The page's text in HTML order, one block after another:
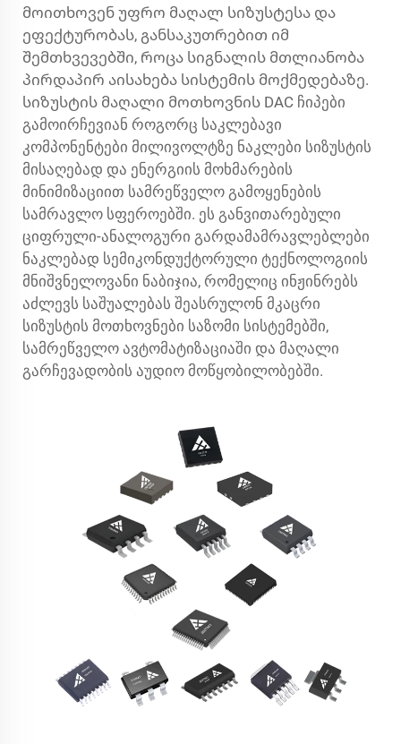
მოითხოვენ უფრო მაღალ სიზუსტესა და
ეფექტურობას, განსაკუთრებით იმ
შემთხვევებში, როცა სიგნალის მთლიანობა
პირდაპირ აისახება სისტემის მოქმედებაზე.
სიზუსტის მაღალი მოთხოვნის DAC ჩიპები
გამოირჩევიან როგორც საკლებავი
კომპონენტები მილივოლტზე ნაკლები სიზუსტის
მისაღებად და ენერგიის მოხმარების
მინიმიზაციით სამრეწველო გამოყენების
სამრავლო სფეროებში. ეს განვითარებული
ციფრული-ანალოგური გარდამამრავლებლები
ნაკლებად სემიკონდუქტორული ტექნოლოგიის
მნიშვნელოვანი ნაბიჯია, რომელიც ინჟინრებს
აძლევს საშუალებას შეასრულონ მკაცრი
სიზუსტის მოთხოვნები საზომი სისტემებში,
სამრეწველო ავტომატიზაციაში და მაღალი
გარჩევადობის აუდიო მოწყობილობებში.